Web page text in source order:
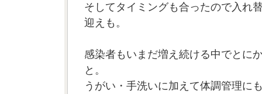
そしてタイミングも合ったので入れ
迎えも。
感染者もいまだ増え続ける中でとに
と。
うがい・手洗いに加えて体調管理に